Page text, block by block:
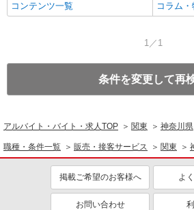
コンテンツ一覧
コラム
1／1
条件を変更して再
アルバイト・バイト・求人TOP 関東 神奈川県
職種・条件一覧 販売・接客サービス 関東
掲載ご希望のお客様へ よ
お問い合わせ